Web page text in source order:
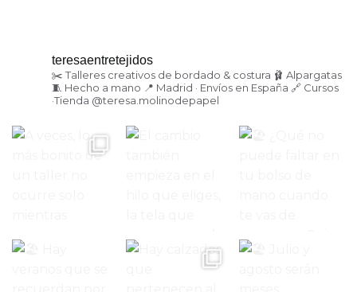
teresaentretejidos
✂️ Talleres creativos de bordado & costura 🩰 Alpargatas
🧵 Hecho a mano 📍 Madrid · Envíos en España 🔗 Cursos
·Tienda @teresa.molinodepapel